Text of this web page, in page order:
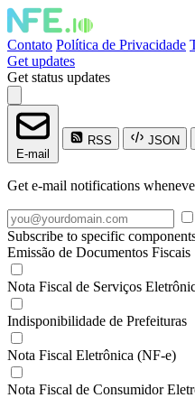
Contato Política de Privacidade
Get updates
Get status updates
E-mail
RSS JSON
Get e-mail notifications
Subscribe to specific
Emissão de Documentos Fiscais
Nota Fiscal de Serviços
Indisponibilidade de Prefeituras
Nota Fiscal Eletrônica (NF-e)
Nota Fiscal de Consumidor